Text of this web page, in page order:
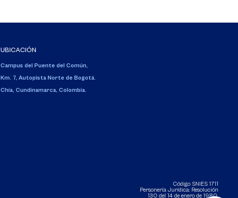
UBICACIÓN
Campus del Puente del Común,
Km. 7, Autopista Norte de Bogotá.
Chía, Cundinamarca, Colombia.
Código SNIES 1711
Personería Jurídica: Resolución
130 del 14 de enero de 1980.